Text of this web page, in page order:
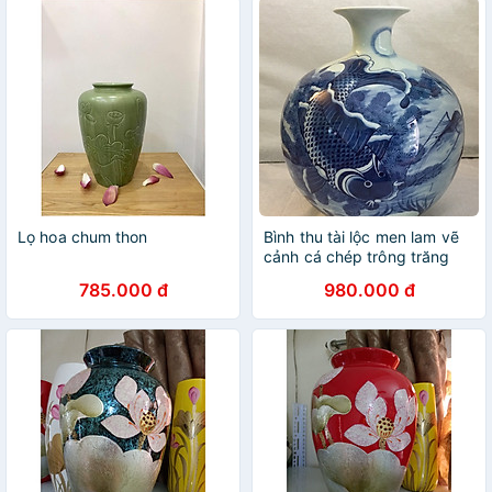
Lọ hoa chum thon
785.000 đ
Bình thu tài lộc men lam vẽ
cảnh cá chép trông trăng
980.000 đ